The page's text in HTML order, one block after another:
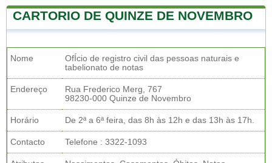
CARTORIO DE QUINZE DE NOVEMBRO
Nome
OfÍcio de registro civil das pessoas naturais e
tabelionato de notas
Endereço
Rua Frederico Merg, 767
98230-000 Quinze de Novembro
Horário De 2ª a 6ª feira, das 8h às 12h e das 13h às 17h.
Contacto Telefone : 3322-1093